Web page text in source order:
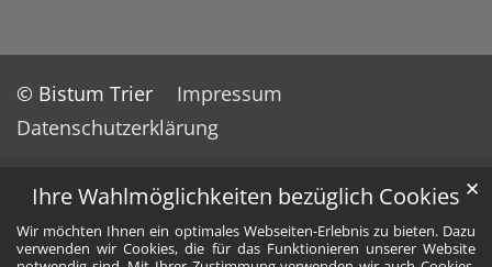
Ihre Wahlmöglichkeiten bezüglich Cookies
Wir möchten Ihnen ein optimales Webseiten-Erlebnis zu bieten. Dazu
verwenden wir Cookies, die für das Funktionieren unserer Website
✕
© Bistum Trier
Impressum
Datenschutzerklärung